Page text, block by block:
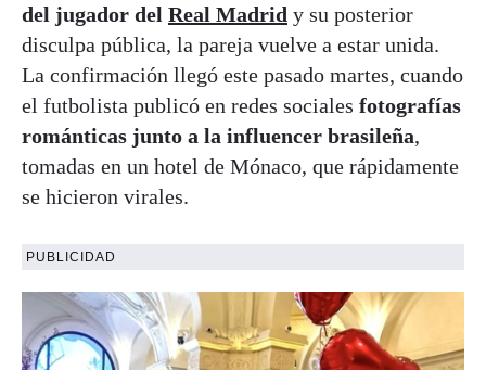
del jugador del Real Madrid y su posterior
disculpa pública, la pareja vuelve a estar unida.
La confirmación llegó este pasado martes, cuando
el futbolista publicó en redes sociales fotografías
románticas junto a la influencer brasileña,
tomadas en un hotel de Mónaco, que rápidamente
se hicieron virales.
PUBLICIDAD